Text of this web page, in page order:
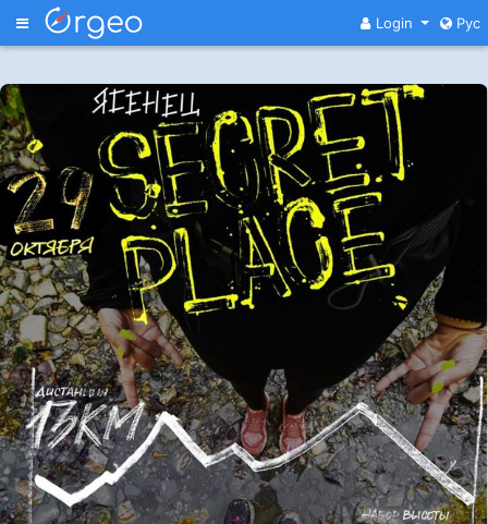
Меню Login Рус